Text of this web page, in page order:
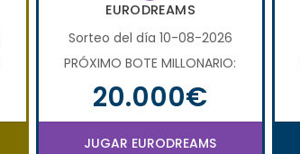
EURODREAMS
Sorteo del día 10-08-2026
PRÓXIMO BOTE MILLONARIO:
20.000€
JUGAR EURODREAMS